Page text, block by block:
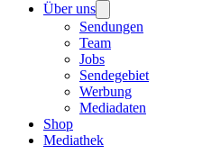
Über uns
Sendungen
Team
Jobs
Sendegebiet
Werbung
Mediadaten
Shop
Mediathek